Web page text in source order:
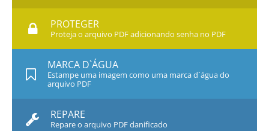
PROTEGER
Proteja o arquivo PDF adicionando senha no PDF
MARCA D`ÁGUA
Estampe uma imagem como uma marca d`água do
arquivo PDF
REPARE
Repare o arquivo PDF danificado